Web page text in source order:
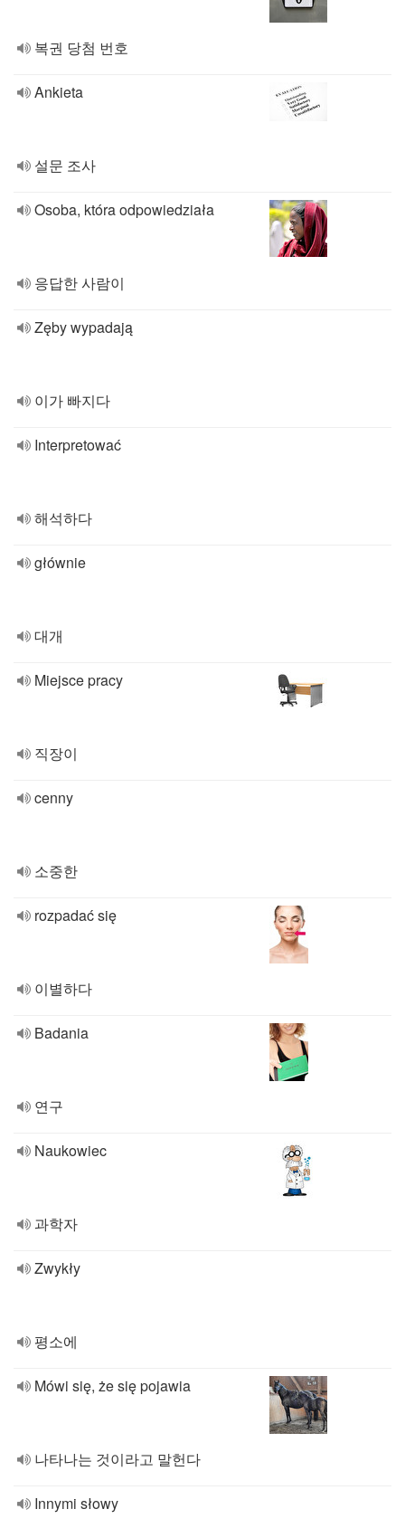
복권 당첨 번호
Ankieta
설문 조사
Osoba, która odpowiedziała
응답한 사람이
Zęby wypadają
이가 빠지다
Interpretować
해석하다
głównie
대개
Miejsce pracy
직장이
cenny
소중한
rozpadać się
이별하다
Badania
연구
Naukowiec
과학자
Zwykły
평소에
Mówi się, że się pojawia
나타나는 것이라고 말헌다
Innymi słowy